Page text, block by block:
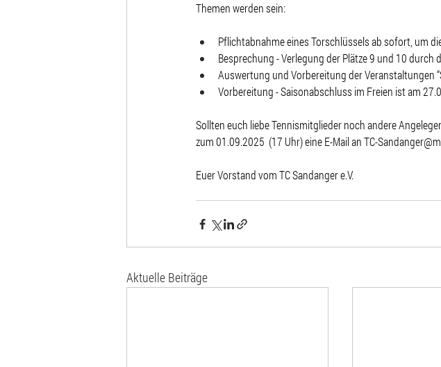
Themen werden sein:
Pflichtabnahme eines Torschlüssels ab sofort, um
Besprechung - Verlegung der Plätze 9 und 10 durch
Auswertung und Vorbereitung der Veranstaltungen
Vorbereitung - Saisonabschluss im Freien ist am
Sollten euch liebe Tennismitglieder noch andere
zum 01.09.2025  (17 Uhr) eine E-Mail an TC-
Euer Vorstand vom TC Sandanger e.V.
Aktuelle Beiträge